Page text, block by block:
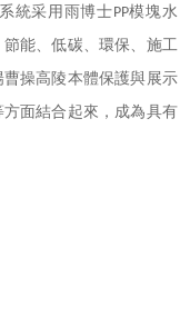
統采用雨博士PP模塊水
能、低碳、環保、施工
曹操高陵本體保護與展示
面結合起來，成為具有